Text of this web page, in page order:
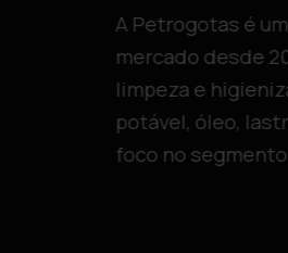
A Petrogotas é
mercado desde
limpeza e
potável, óleo,
foco no